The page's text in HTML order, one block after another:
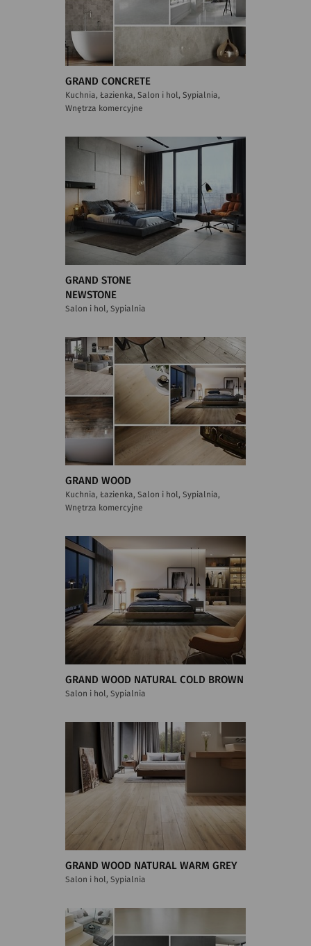
GRAND CONCRETE
Kuchnia, Łazienka, Salon i hol, Sypialnia,
Wnętrza komercyjne
GRAND STONE
NEWSTONE
Salon i hol, Sypialnia
GRAND WOOD
Kuchnia, Łazienka, Salon i hol, Sypialnia,
Wnętrza komercyjne
GRAND WOOD NATURAL COLD BROWN
Salon i hol, Sypialnia
GRAND WOOD NATURAL WARM GREY
Salon i hol, Sypialnia